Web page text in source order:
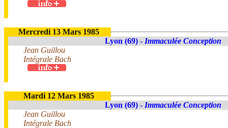
Mercredi 13 Mars 1985
Lyon (69) - Immaculée Conception
Jean Guillou
Intégrale Bach
Mardi 12 Mars 1985
Lyon (69) - Immaculée Conception
Jean Guillou
Intégrale Bach